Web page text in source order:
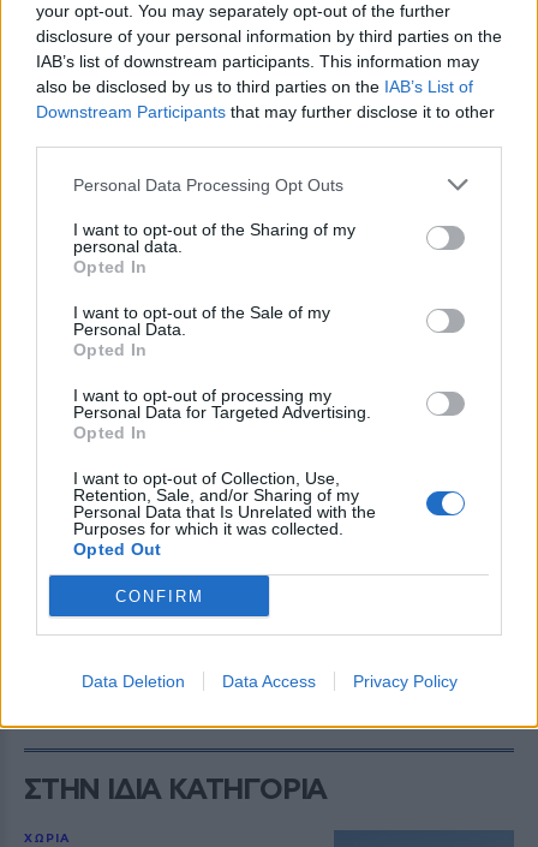
your opt-out. You may separately opt-out of the further
disclosure of your personal information by third parties on the
IAB’s list of downstream participants. This information may
also be disclosed by us to third parties on the IAB’s List of
Downstream Participants that may further disclose it to other
Personal Data Processing Opt Outs
I want to opt-out of the Sharing of my
personal data.
Opted In
I want to opt-out of the Sale of my
Personal Data.
Opted In
I want to opt-out of processing my
Personal Data for Targeted Advertising.
Opted In
I want to opt-out of Collection, Use,
Retention, Sale, and/or Sharing of my
Personal Data that Is Unrelated with the
Purposes for which it was collected.
Opted Out
CONFIRM
Data Deletion Data Access Privacy Policy
Χορηγός
Χορηγός της διαλεκτικής προσέγγισης είναι
Coast Wellness Retreat
Συμμετοχή – Εγγραφή
Η συμμετοχή είναιεντελώς δωρεάν
, ωστόσο
είναιαπαραίτητη η δήλωση συμμετοχής
συμμετοχή:
28 038
Μέσω email
στοhelp.mko@gmail.com(αποστέλλοντας
ονοματεπώνυμο, τηλέφωνο και email
επικοινωνίας).
Δείτε περισσότερα άρθρα μας στα αποτελέσματα
Add stonisi.gr on Google ↗
ΣΤΗΝ ΙΔΙΑ ΚΑΤΗΓΟΡΙΑ
ΧΩΡΙΑ